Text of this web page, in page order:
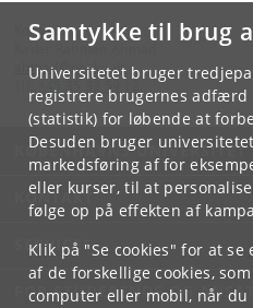
Samtykke til brug
Universitetet bruger
registrere brugernes adfærd
(statistik) for løbende at
Desuden bruger
markedsføring af for
eller kurser, til at
følge op på effekten af
Klik på "Se cookies" for at
af de forskellige cookies,
computer eller mobil, når
Kontakt:
Kader Rahman Ahmad
ahmad@ nbi.ku.dk
KØBENHAVNS UNIVERSITET
KONTAKT
SERVICES
FOR STUDERENDE OG